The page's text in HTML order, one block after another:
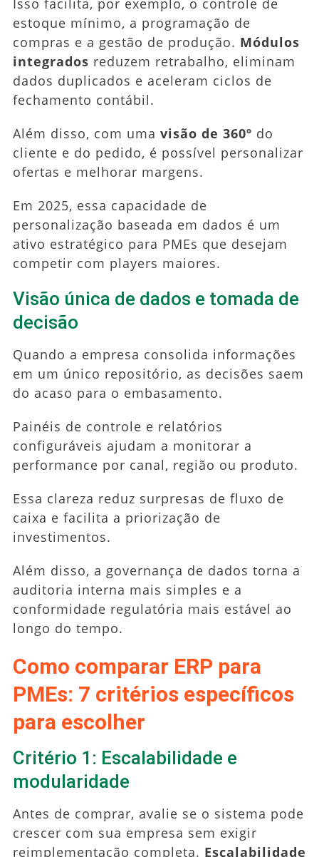
estoque mínimo, a programação de
compras e a gestão de produção. Módulos
integrados reduzem retrabalho, eliminam
dados duplicados e aceleram ciclos de
fechamento contábil.
Além disso, com uma visão de 360º do
cliente e do pedido, é possível personalizar
ofertas e melhorar margens.
Em 2025, essa capacidade de
personalização baseada em dados é um
ativo estratégico para PMEs que desejam
competir com players maiores.
Visão única de dados e tomada de
decisão
Quando a empresa consolida informações
em um único repositório, as decisões saem
do acaso para o embasamento.
Painéis de controle e relatórios
configuráveis ajudam a monitorar a
performance por canal, região ou produto.
Essa clareza reduz surpresas de fluxo de
caixa e facilita a priorização de
investimentos.
Além disso, a governança de dados torna a
auditoria interna mais simples e a
conformidade regulatória mais estável ao
longo do tempo.
Como comparar ERP para
PMEs: 7 critérios específicos
para escolher
Critério 1: Escalabilidade e
modularidade
Antes de comprar, avalie se o sistema pode
crescer com sua empresa sem exigir
reimplementação completa. Escalabilidade